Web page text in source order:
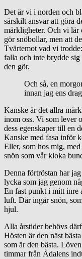
Det är vi i norden och
särskilt ansvar att göra
märkligheter. Och vi lär
gör snöbollar, men att
Tvärtemot vad vi
falla och inte brydde
den gör.
Och så, en
innan jag ens
Kanske är det allra
inom oss. Vi som lever
dess egenskaper till en
Kanske med fasa inför
Eller, som hos mig,
snön som vår kloka
Denna förtröstan har
lycka som jag genom
En fast punkt i mitt inre
luft. Där ingår snön,
hjul.
Alla årstider behövs
Hösten är den näst
som är den bästa.
timmar från Ådalens